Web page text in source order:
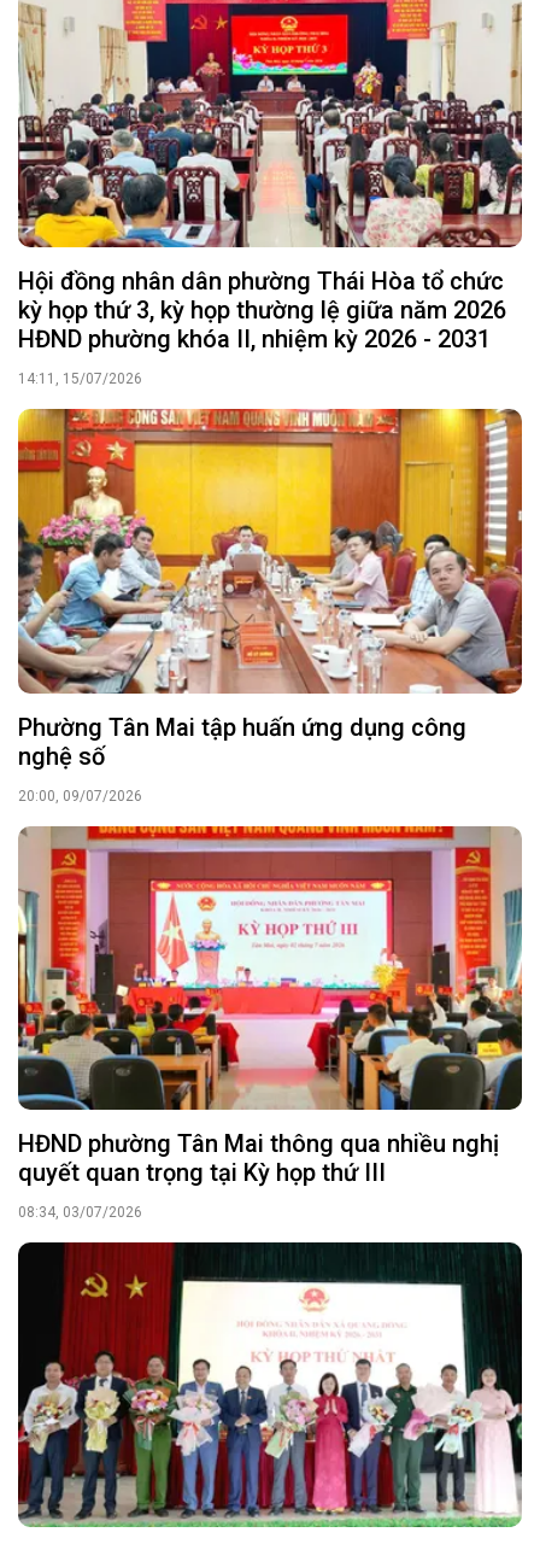
Hội đồng nhân dân phường Thái Hòa tổ chức
kỳ họp thứ 3, kỳ họp thường lệ giữa năm 2026
HĐND phường khóa II, nhiệm kỳ 2026 - 2031
14:11, 15/07/2026
Phường Tân Mai tập huấn ứng dụng công
nghệ số
20:00, 09/07/2026
HĐND phường Tân Mai thông qua nhiều nghị
quyết quan trọng tại Kỳ họp thứ III
08:34, 03/07/2026